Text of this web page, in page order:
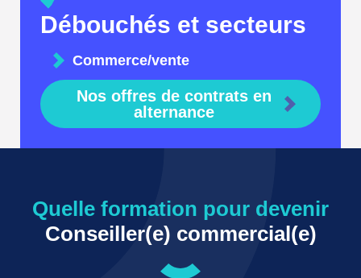
Débouchés et secteurs
Commerce/vente
Nos offres de contrats en
alternance
Quelle formation pour devenir
Conseiller(e) commercial(e)